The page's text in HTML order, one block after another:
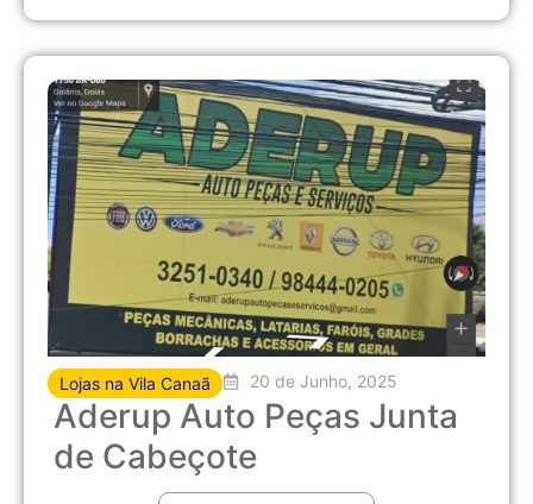
Lojas na Vila Canaã 20 de Junho, 2025
Aderup Auto Peças Junta
de Cabeçote